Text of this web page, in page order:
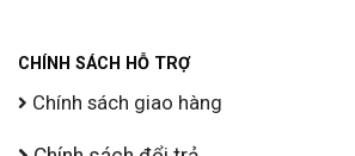
CHÍNH SÁCH HỖ TRỢ
Chính sách giao hàng